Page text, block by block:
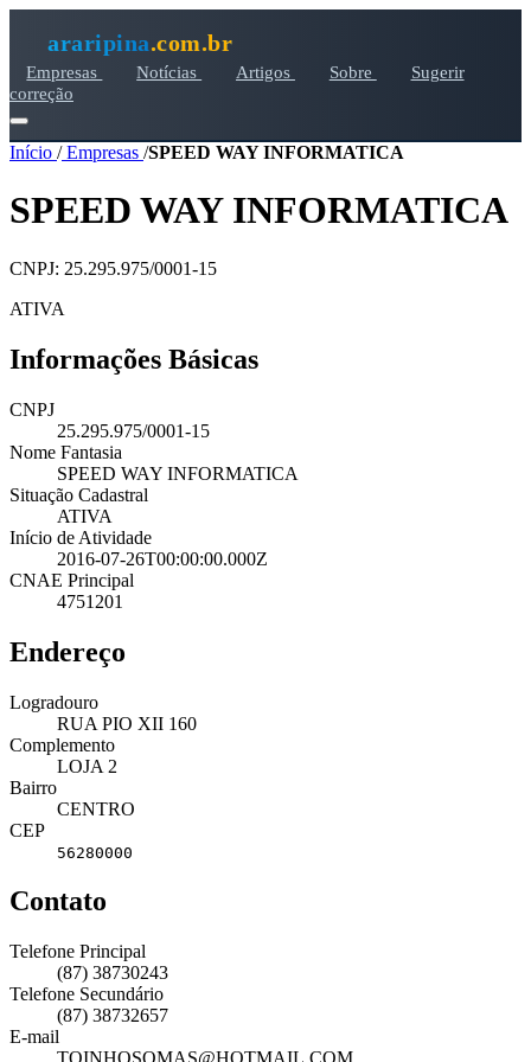
araripina.com.br
Empresas Notícias Artigos Sobre
Sugerir
correção
Início /Empresas /SPEED WAY INFORMATICA
SPEED WAY INFORMATICA
CNPJ: 25.295.975/0001-15
ATIVA
Informações Básicas
CNPJ
25.295.975/0001-15
Nome Fantasia
SPEED WAY INFORMATICA
Situação Cadastral
ATIVA
Início de Atividade
2016-07-26T00:00:00.000Z
CNAE Principal
4751201
Endereço
Logradouro
RUA PIO XII 160
Complemento
LOJA 2
Bairro
CENTRO
CEP
56280000
Contato
Telefone Principal
(87) 38730243
Telefone Secundário
(87) 38732657
E-mail